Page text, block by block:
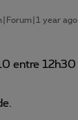
year ago
entre 12h30